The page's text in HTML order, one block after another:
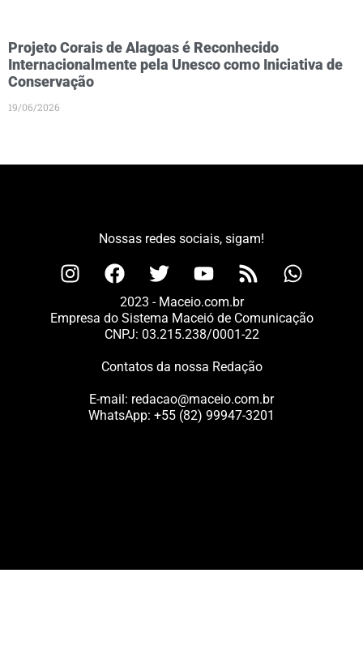
Projeto Corais de Alagoas é Reconhecido
Internacionalmente pela Unesco como Iniciativa de
Conservação
19/06/2026
Nossas redes sociais, sigam!
2023 - Maceio.com.br
Empresa do Sistema Maceió de Comunicação
CNPJ: 03.215.238/0001-22
Contatos da nossa Redação
E-mail: redacao@maceio.com.br
WhatsApp: +55 (82) 99947-3201